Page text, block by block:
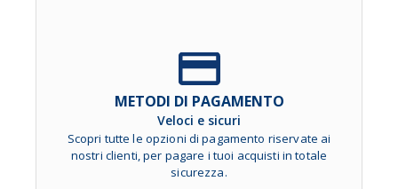
METODI DI PAGAMENTO
Veloci e sicuri
Scopri tutte le opzioni di pagamento riservate ai
nostri clienti, per pagare i tuoi acquisti in totale
sicurezza.